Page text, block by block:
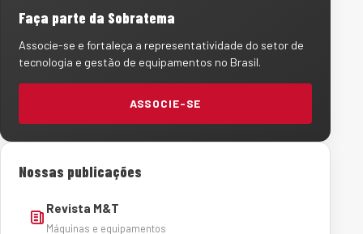
Faça parte da Sobratema
Associe-se e fortaleça a representatividade do setor de
tecnologia e gestão de equipamentos no Brasil.
ASSOCIE-SE
Nossas publicações
Revista M&T
Máquinas e equipamentos